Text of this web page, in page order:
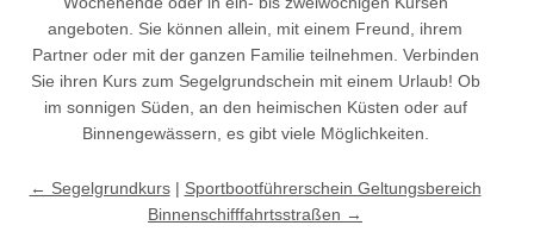
angeboten. Sie können allein, mit einem Freund, ihrem
Partner oder mit der ganzen Familie teilnehmen. Verbinden
Sie ihren Kurs zum Segelgrundschein mit einem Urlaub! Ob
im sonnigen Süden, an den heimischen Küsten oder auf
Binnengewässern, es gibt viele Möglichkeiten.
← Segelgrundkurs| Sportbootführerschein Geltungsbereich
Binnenschifffahrtsstraßen →